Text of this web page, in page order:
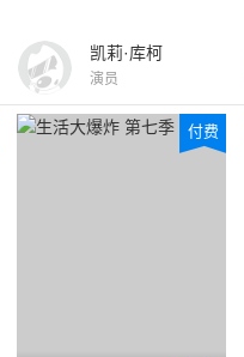
凯莉·库柯
演员
付费